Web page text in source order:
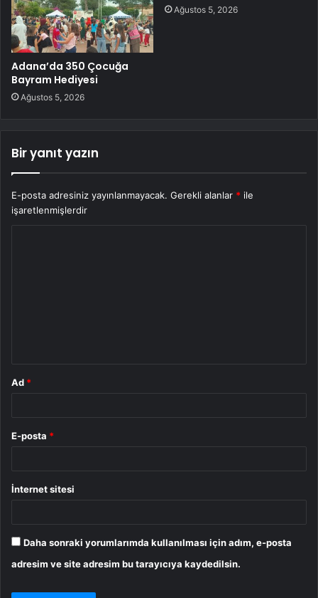
Adana’da 350 Çocuğa
Bayram Hediyesi
Ağustos 5, 2026
Ağustos 5, 2026
Bir yanıt yazın
E-posta adresiniz yayınlanmayacak. Gerekli alanlar * ile
işaretlenmişlerdir
Ad *
E-posta *
İnternet sitesi
Daha sonraki yorumlarımda kullanılması için adım, e-posta
adresim ve site adresim bu tarayıcıya kaydedilsin.